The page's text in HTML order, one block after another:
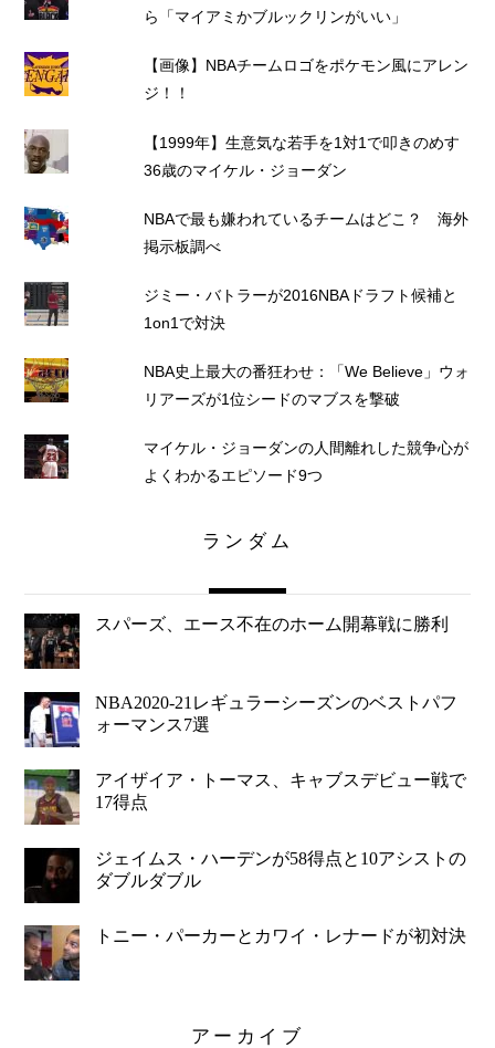
ら「マイアミかブルックリンがいい」
【画像】NBAチームロゴをポケモン風にアレン
ジ！！
【1999年】生意気な若手を1対1で叩きのめす
36歳のマイケル・ジョーダン
NBAで最も嫌われているチームはどこ？ 海外
掲示板調べ
ジミー・バトラーが2016NBAドラフト候補と
1on1で対決
NBA史上最大の番狂わせ：「We Believe」ウォ
リアーズが1位シードのマブスを撃破
マイケル・ジョーダンの人間離れした競争心が
よくわかるエピソード9つ
ランダム
スパーズ、エース不在のホーム開幕戦に勝利
NBA2020-21レギュラーシーズンのベストパフ
ォーマンス7選
アイザイア・トーマス、キャブスデビュー戦で
17得点
ジェイムス・ハーデンが58得点と10アシストの
ダブルダブル
トニー・パーカーとカワイ・レナードが初対決
アーカイブ